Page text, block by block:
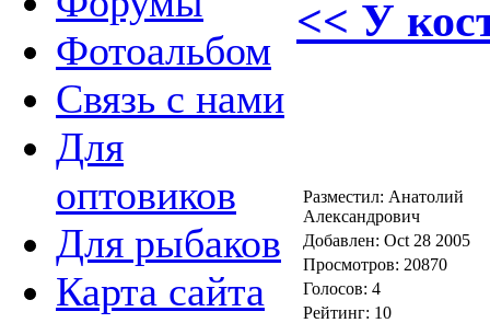
Фотоальбом
Связь с нами
Для
оптовиков
Для рыбаков
Карта сайта
<< У
Разместил: Анатолий
Александрович
Добавлен: Oct 28 2005
Просмотров: 20870
Голосов: 4
Рейтинг: 10